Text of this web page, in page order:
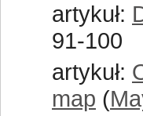
artykuł:
91-100
artykuł:
map (